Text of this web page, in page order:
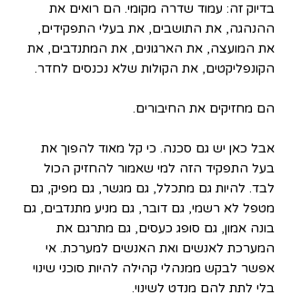
בדיוק זה: עמוד שדרה מקומי. הם רואים את
ההנהגה, את התושבים, את בעלי התפקידים,
את המועצה, את הארגונים, את המתנדבים, את
הקונפליקטים, את הקולות שלא נכנסים לחדר.
הם מחזיקים את החיבורים.
אבל כאן יש גם סכנה. כי קל מאוד להפוך את
בעל התפקיד הזה למי שאמור להחזיק הכול
לבד. להיות גם מתכלל, גם מגשר, גם מפיק, גם
מטפל לא רשמי, גם דובר, גם מניע מתנדבים, גם
בונה אמון, גם סופג כעסים, גם מתרגם את
המערכת לאנשים ואת האנשים למערכת. אי
אפשר לבקש ממנהלי קהילה להיות סוכני שינוי
בלי לתת להם מנדט לשינוי.